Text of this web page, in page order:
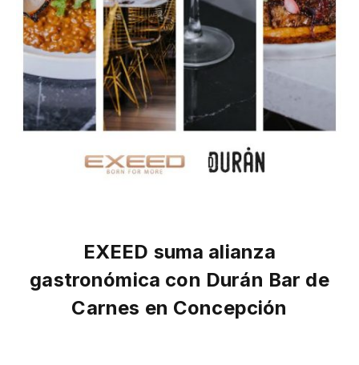
EXEED suma alianza
gastronómica con Durán Bar de
Carnes en Concepción